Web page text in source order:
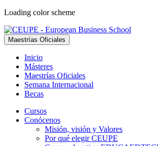
Loading color scheme
Maestrías Oficiales
Inicio
Másteres
Maestrías Oficiales
Semana Internacional
Becas
Cursos
Conócenos
Misión, visión y Valores
Por qué elegir CEUPE